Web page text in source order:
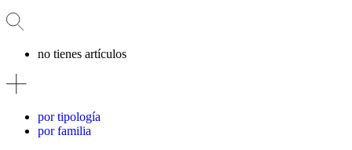
no tienes artículos
por tipología
por familia